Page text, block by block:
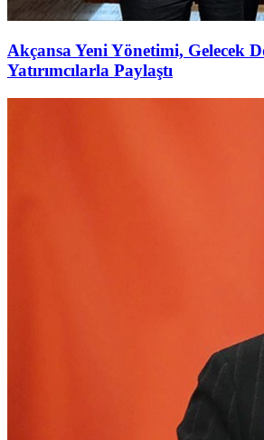
Akçansa Yeni Yönetimi, Gelecek
Yatırımcılarla Paylaştı